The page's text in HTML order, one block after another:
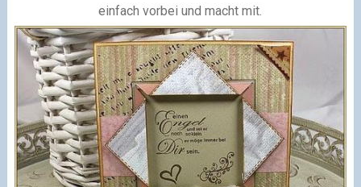
einfach vorbei und macht mit.